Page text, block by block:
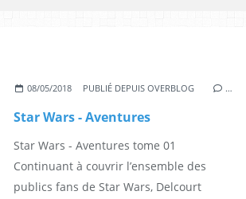
DESSINATEUR,SCIENCE-FICTION,SF
08/05/2018 PUBLIÉ DEPUIS OVERBLOG …
Star Wars - Aventures
Star Wars - Aventures tome 01
Continuant à couvrir l’ensemble des
publics fans de Star Wars, Delcourt